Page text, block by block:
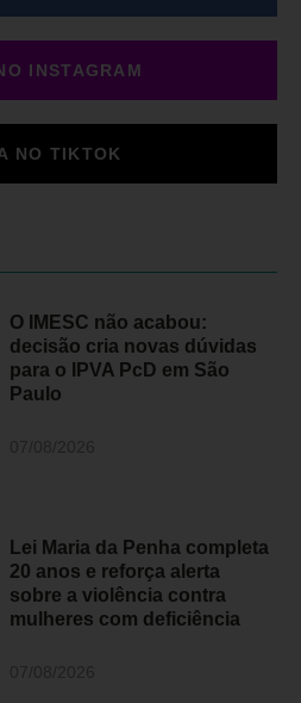
INSTAGRAM
NO TIKTOK
O IMESC não acabou:
decisão cria novas dúvidas
para o IPVA PcD em São
Paulo
Lei Maria da Penha completa
20 anos e reforça alerta
sobre a violência contra
mulheres com deficiência